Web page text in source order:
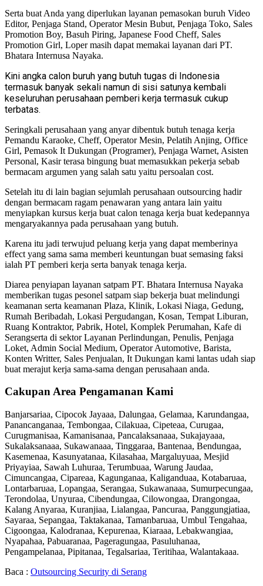
Serta buat Anda yang diperlukan layanan pemasokan buruh Video
Editor, Penjaga Stand, Operator Mesin Bubut, Penjaga Toko, Sales
Promotion Boy, Basuh Piring, Japanese Food Cheff, Sales
Promotion Girl, Loper masih dapat memakai layanan dari PT.
Bhatara Internusa Nayaka.
Kini angka calon buruh yang butuh tugas di Indonesia
termasuk banyak sekali namun di sisi satunya kembali
keseluruhan perusahaan pemberi kerja termasuk cukup
terbatas.
Seringkali perusahaan yang anyar dibentuk butuh tenaga kerja
Pemandu Karaoke, Cheff, Operator Mesin, Pelatih Anjing, Office
Girl, Pemasok It Dukungan (Programer), Penjaga Warnet, Asisten
Personal, Kasir terasa bingung buat memasukkan pekerja sebab
bermacam argumen yang salah satu yaitu persoalan cost.
Setelah itu di lain bagian sejumlah perusahaan outsourcing hadir
dengan bermacam ragam penawaran yang antara lain yaitu
menyiapkan kursus kerja buat calon tenaga kerja buat kedepannya
mengaryakannya pada perusahaan yang butuh.
Karena itu jadi terwujud peluang kerja yang dapat memberinya
effect yang sama sama memberi keuntungan buat semasing faksi
ialah PT pemberi kerja serta banyak tenaga kerja.
Diarea penyiapan layanan satpam PT. Bhatara Internusa Nayaka
memberikan tugas pesonel satpam siap bekerja buat melindungi
keamanan serta keamanan Plaza, Klinik, Lokasi Niaga, Gedung,
Rumah Beribadah, Lokasi Pergudangan, Kosan, Tempat Liburan,
Ruang Kontraktor, Pabrik, Hotel, Komplek Perumahan, Kafe di
Serangserta di sektor Layanan Perlindungan, Penulis, Penjaga
Loket, Admin Social Medium, Operator Automotive, Barista,
Konten Writter, Sales Penjualan, It Dukungan kami lantas udah siap
buat merajut kerja sama-sama dengan perusahaan anda.
Cakupan Area Pengamanan Kami
Banjarsariaa, Cipocok Jayaaa, Dalungaa, Gelamaa, Karundangaa,
Panancanganaa, Tembongaa, Cilakuaa, Cipeteaa, Curugaa,
Curugmanisaa, Kamanisanaa, Pancalaksanaaa, Sukajayaaa,
Sukalaksanaaa, Sukawanaaa, Tinggaraa, Bantenaa, Bendungaa,
Kasemenaa, Kasunyatanaa, Kilasahaa, Margaluyuaa, Mesjid
Priyayiaa, Sawah Luhuraa, Terumbuaa, Warung Jaudaa,
Cimuncangaa, Cipareaa, Kagunganaa, Kaliganduaa, Kotabaruaa,
Lontarbaruaa, Lopangaa, Serangaa, Sukawanaaa, Sumurpecungaa,
Terondolaa, Unyuraa, Cibendungaa, Cilowongaa, Drangongaa,
Kalang Anyaraa, Kuranjiaa, Lialangaa, Pancuraa, Panggungjatiaa,
Sayaraa, Sepangaa, Taktakanaa, Tamanbaruaa, Umbul Tengahaa,
Cigoongaa, Kalodranaa, Kepurenaa, Kiaraaa, Lebakwangiaa,
Nyapahaa, Pabuaranaa, Pageragungaa, Pasuluhanaa,
Pengampelanaa, Pipitanaa, Tegalsariaa, Teritihaa, Walantakaaa.
Baca : Outsourcing Security di Serang